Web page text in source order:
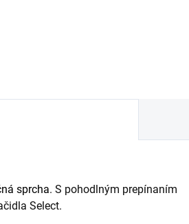
sprcha. S pohodlným prepínaním
Select.